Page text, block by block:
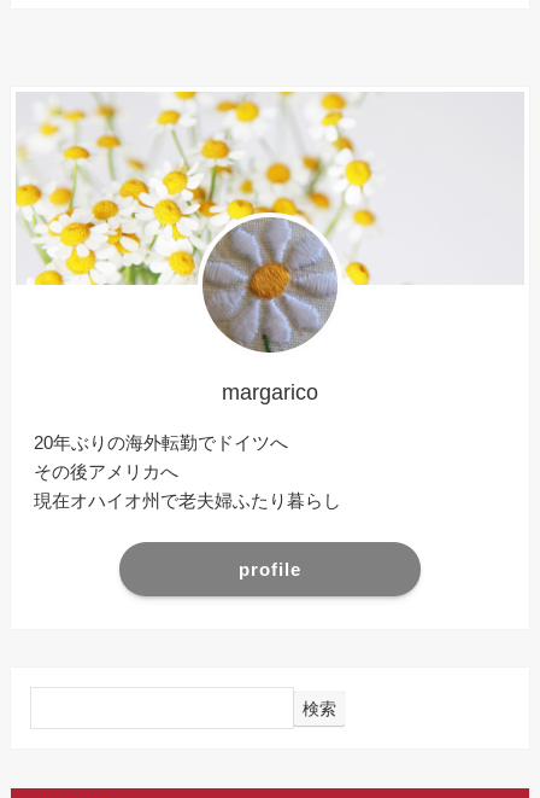
margarico
20年ぶりの海外転勤でドイツへ
その後アメリカへ
現在オハイオ州で老夫婦ふたり暮らし
profile
検索